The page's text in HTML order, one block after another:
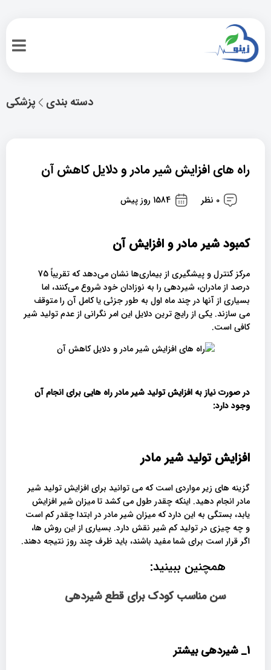
پزشکی دسته بندی
راه های افزایش شیر مادر و دلایل کاهش آن
0 نظر 1584 روز پیش
کمبود شیر مادر و افزایش آن
مرکز کنترل و پیشگیری از بیماری‌ها نشان می‌دهد که تقریباً 75
درصد از مادران، شیردهی را به نوزادان خود شروع می‌کنند، اما
بسیاری از آنها در چند ماه اول به طور جزئی یا کامل آن را متوقف
می‌ سازند. یکی از رایج ترین دلایل این امر نگرانی از عدم تولید شیر
کافی است.
در صورت نیاز به افزایش تولید شیر مادر راه هایی برای انجام آن
وجود دارد:
افزایش تولید شیر مادر
گزینه های زیر مواردی است که می توانید برای افزایش تولید شیر
مادر انجام دهید. اینکه چقدر طول می کشد تا میزان شیر افزایش
یابد، بستگی به این دارد که میزان شیر مادر در ابتدا چقدر کم است
و چه چیزی در تولید کم شیر نقش دارد. بسیاری از این روش ها،
اگر قرار است برای شما مفید باشند، باید ظرف چند روز نتیجه دهند.
همچنین ببینید:
سن مناسب کودک برای قطع شیردهی
1_ شیردهی بیشتر